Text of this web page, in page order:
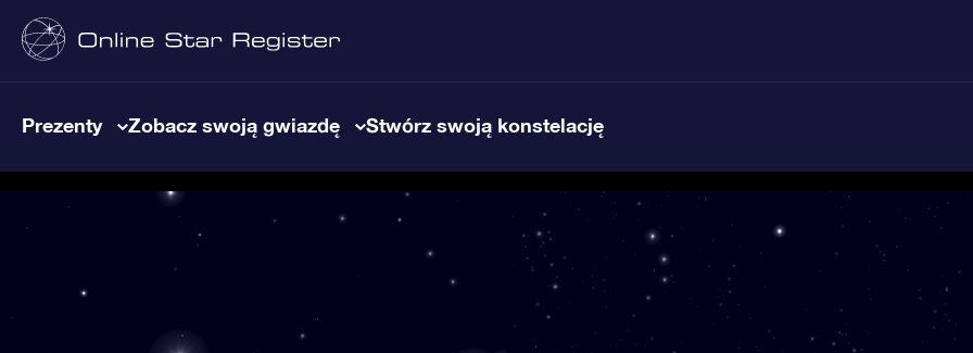
Prezenty Zobacz swoją gwiazdę Stwórz swoją konstelację